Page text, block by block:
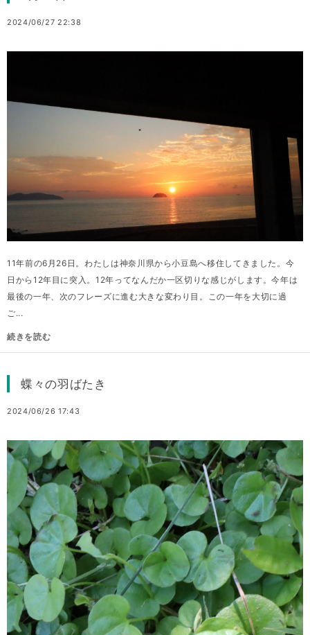
2024/06/27 22:38
11年前の6月26日。わたしは神奈川県から小豆島へ移住してきました。今
日から12年目に突入。12年ってなんだか一区切りな感じがします。今年は
最後の一年、次のフレーズに進む大きな変わり目。この一年を大切に過
ご...
続きを読む
蝶々の羽ばたき
2024/06/26 17:43